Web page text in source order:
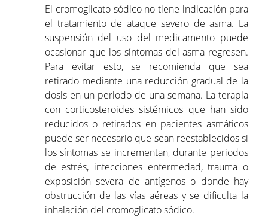
El cromoglicato sódico no tiene indicación para
el tratamiento de ataque severo de asma. La
suspensión del uso del medicamento puede
ocasionar que los síntomas del asma regresen.
Para evitar esto, se recomienda que sea
retirado mediante una reducción gradual de la
dosis en un periodo de una semana. La terapia
con corticosteroides sistémicos que han sido
reducidos o retirados en pacientes asmáticos
puede ser necesario que sean reestablecidos si
los síntomas se incrementan, durante periodos
de estrés, infecciones enfermedad, trauma o
exposición severa de antígenos o donde hay
obstrucción de las vías aéreas y se dificulta la
inhalación del cromoglicato sódico.